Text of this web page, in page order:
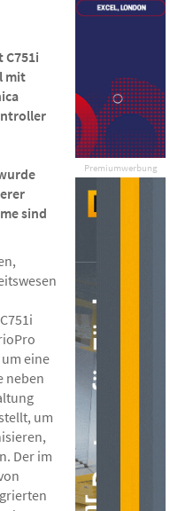
Premiumwerbung
mit
sind
eine
neben
um
Der im